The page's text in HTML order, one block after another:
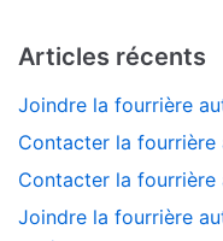
Articles récents
Joindre la fourrière
Contacter la fourrière
Contacter la
Joindre la fourrière